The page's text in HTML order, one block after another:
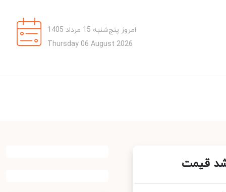
امروز پنج‌شنبه 15 مرداد 1405
Thursday 06 August 2026